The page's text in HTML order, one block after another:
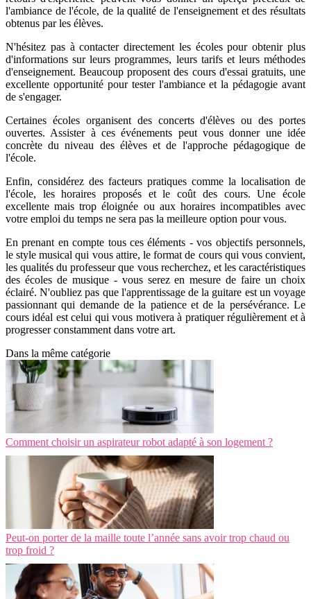
l'ambiance de l'école, de la qualité de l'enseignement et des résultats
obtenus par les élèves.
N'hésitez pas à contacter directement les écoles pour obtenir plus
d'informations sur leurs programmes, leurs tarifs et leurs méthodes
d'enseignement. Beaucoup proposent des cours d'essai gratuits, une
excellente opportunité pour tester l'ambiance et la pédagogie avant
de s'engager.
Certaines écoles organisent des concerts d'élèves ou des portes
ouvertes. Assister à ces événements peut vous donner une idée
concrète du niveau des élèves et de l'approche pédagogique de
l'école.
Enfin, considérez des facteurs pratiques comme la localisation de
l'école, les horaires proposés et le coût des cours. Une école
excellente mais trop éloignée ou aux horaires incompatibles avec
votre emploi du temps ne sera pas la meilleure option pour vous.
En prenant en compte tous ces éléments - vos objectifs personnels,
le style musical qui vous attire, le format de cours qui vous convient,
les qualités du professeur que vous recherchez, et les caractéristiques
des écoles de musique - vous serez en mesure de faire un choix
éclairé. N'oubliez pas que l'apprentissage de la guitare est un voyage
passionnant qui demande de la patience et de la persévérance. Le
cours idéal est celui qui vous motivera à pratiquer régulièrement et à
progresser constamment dans votre art.
Dans la même catégorie
Comment choisir un aspirateur robot adapté à son logement ?
Peut-on porter de la maille toute l’année sans avoir trop chaud ou
trop froid ?